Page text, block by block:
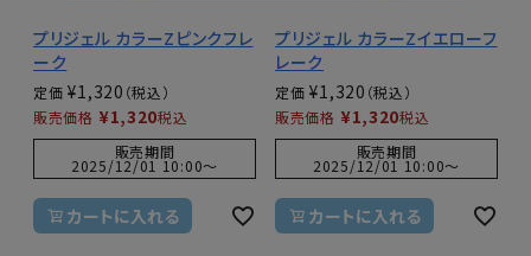
プリジェル カラーZピンクフレ
ーク
定価 ¥1,320
販売価格 ¥1,320税込
販売期間
2025/12/01 10:00〜
カートに入れる
プリジェル カラーZイエローフ
レーク
定価 ¥1,320
販売価格 ¥1,320税込
販売期間
2025/12/01 10:00〜
カートに入れる